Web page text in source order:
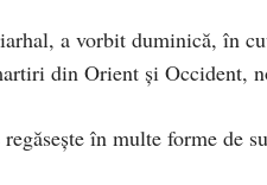
a vorbit duminică, în
din Orient și Occident,
în multe forme de